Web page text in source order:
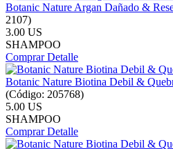
Botanic Nature Argan Dañado &
2107)
3.00 US
SHAMPOO
ComprarDetalle
Botanic Nature Biotina Debil &
(Código: 205768)
5.00 US
SHAMPOO
ComprarDetalle